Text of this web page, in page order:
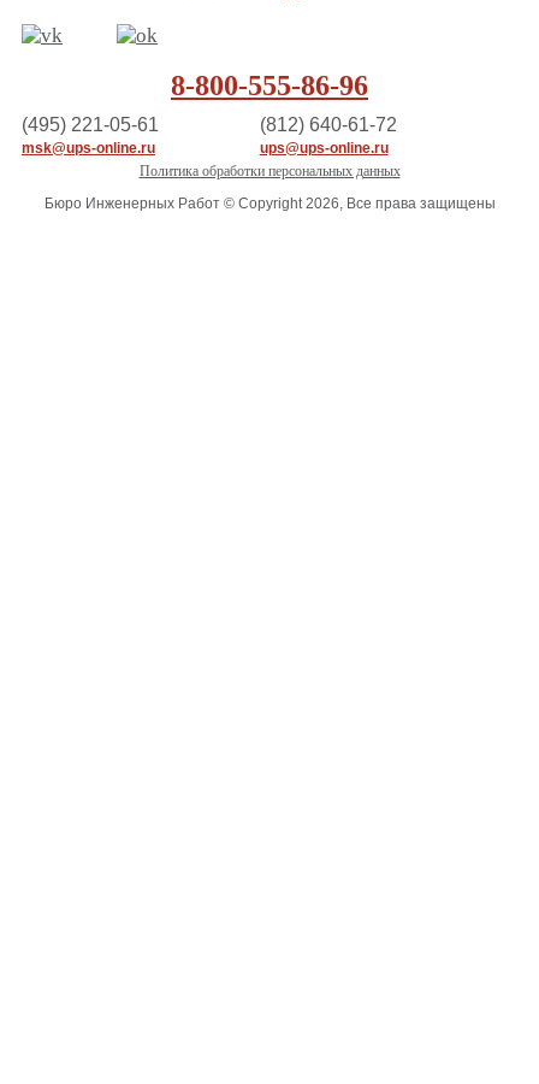
8-800-555-86-96
(495) 221-05-61
msk@ups-online.ru
(812) 640-61-72
ups@ups-online.ru
Политика обработки персональных данных
Бюро Инженерных Работ © Copyright 2026, Все права защищены